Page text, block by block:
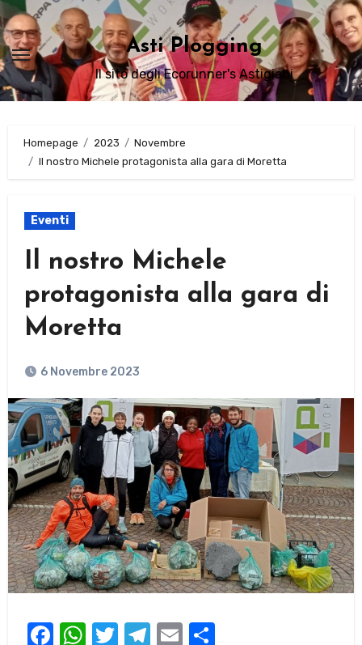
Passa
al
contenuto
Asti Plogging
Il sito degli Ecorunner's Astigiani
Homepage 2023
Novembre
Il nostro Michele protagonista alla gara di Moretta
Eventi
Il nostro Michele
protagonista alla gara di
Moretta
6 Novembre 2023
Facebook
WhatsApp
Twitter
Telegram
Email